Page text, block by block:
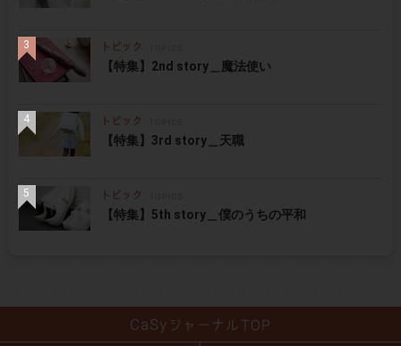
【特集】2nd story＿魔法使い
【特集】3rd story＿天職
【特集】5th story＿僕のうちの平和